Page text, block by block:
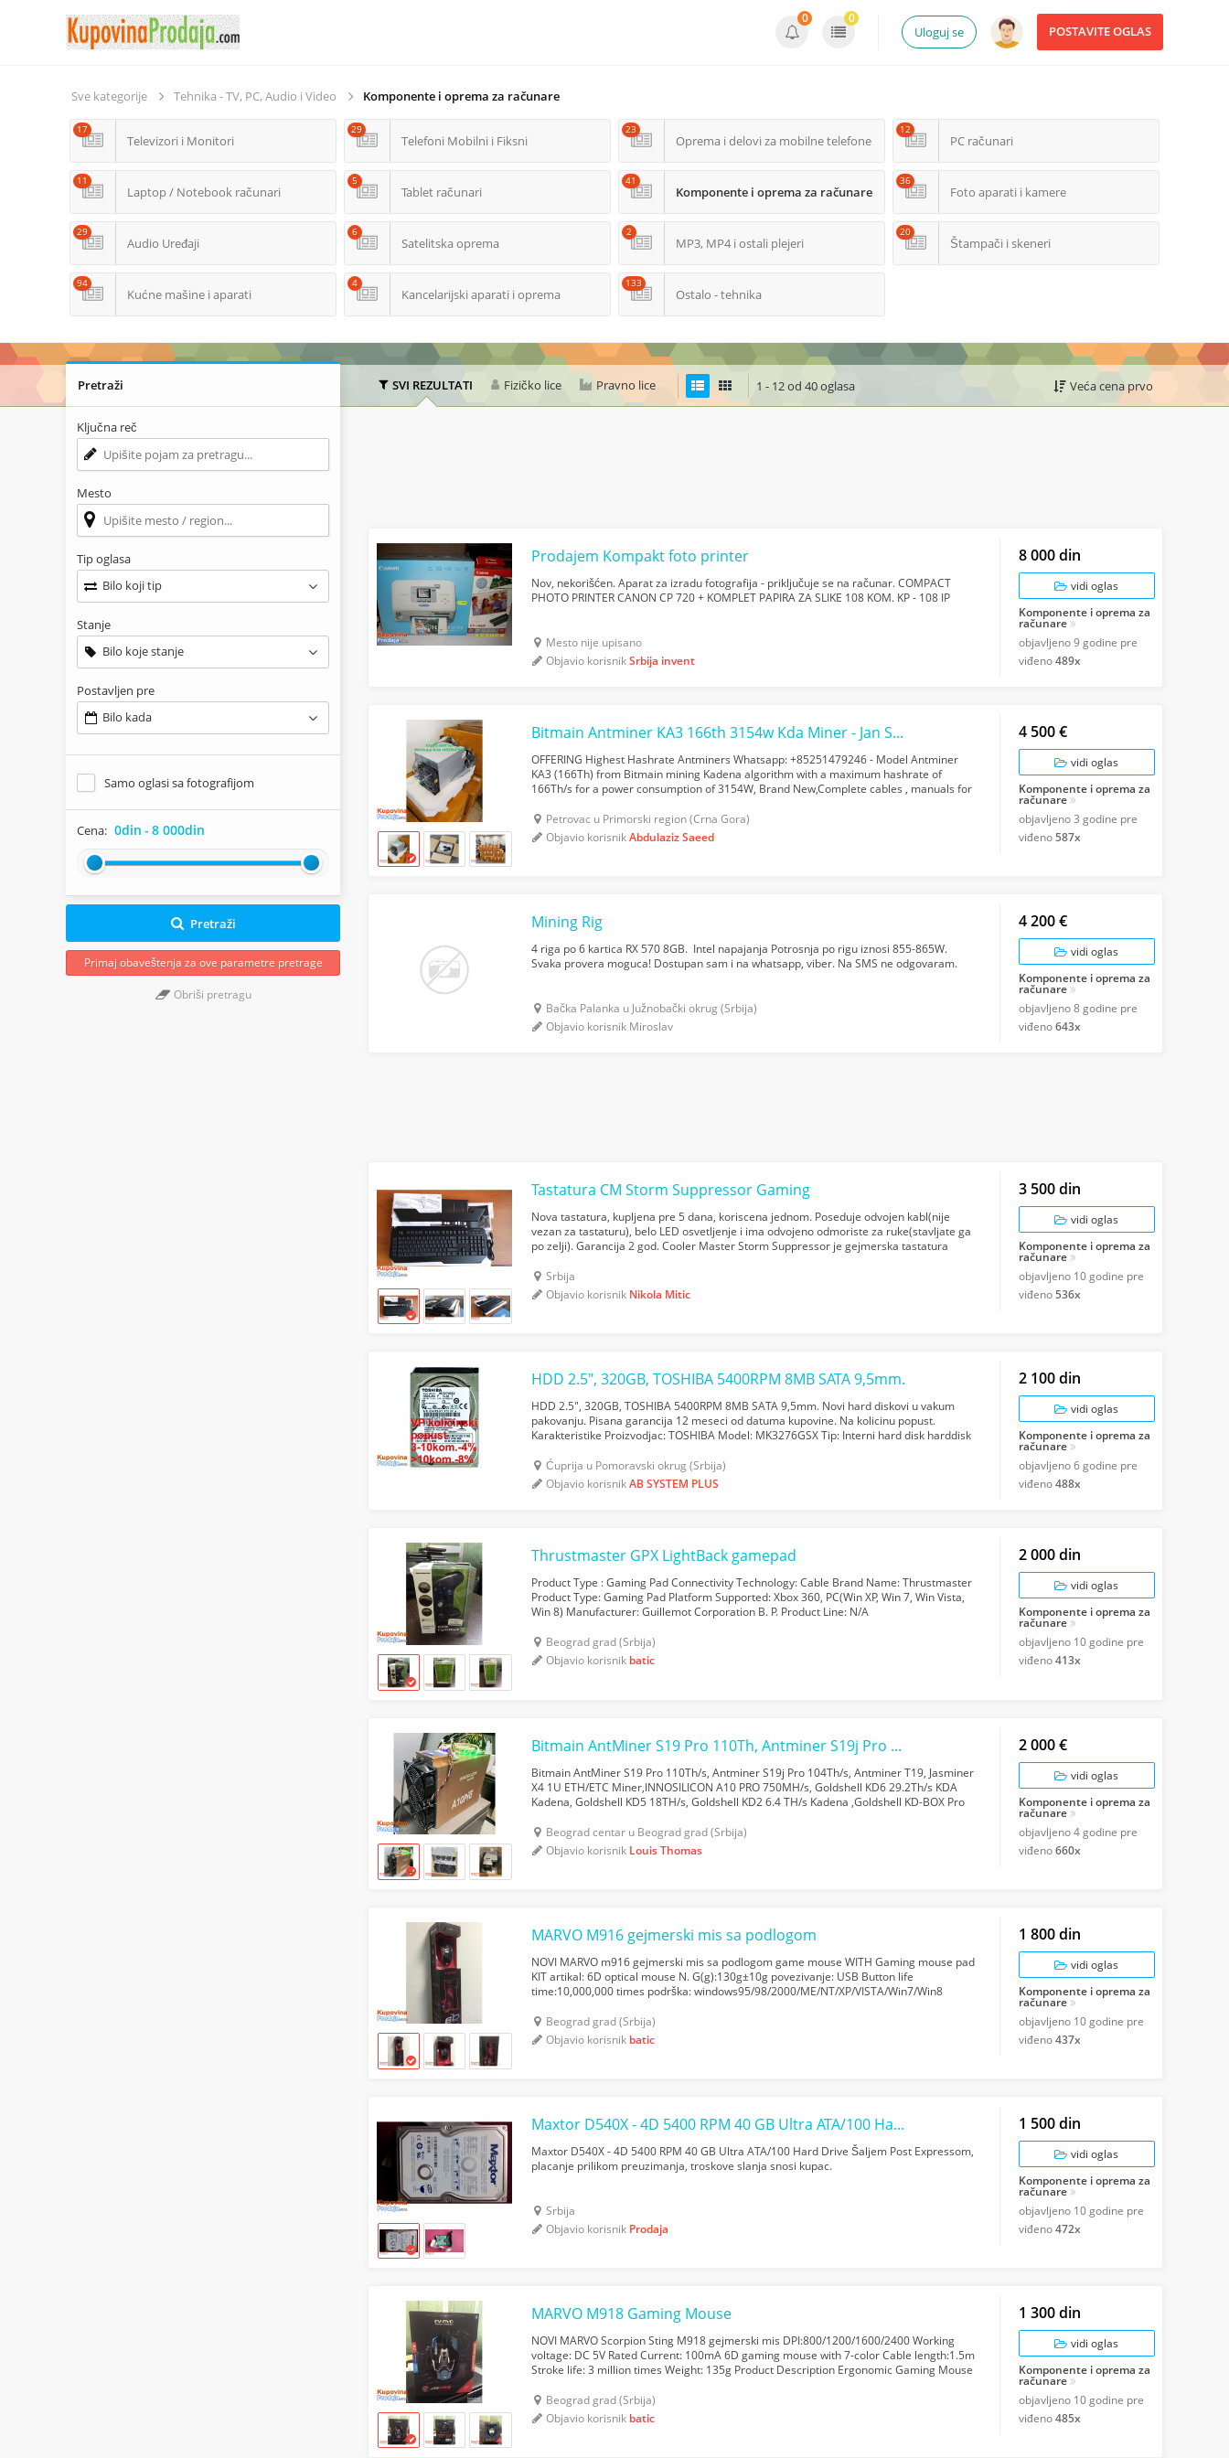
POSTAVITE OGLAS
Uloguj se
0 0
Sve kategorije Tehnika - TV, PC, Audio i Video Komponente i oprema za računare
Televizori i Monitori
17
Telefoni Mobilni i Fiksni
29
Oprema i delovi za mobilne telefone
23
PC računari
12
Laptop / Notebook računari
11
Tablet računari
5
Komponente i oprema za računare
41
Foto aparati i kamere
36
Audio Uređaji
29
Satelitska oprema
6
MP3, MP4 i ostali plejeri
2
Štampači i skeneri
20
Kućne mašine i aparati
94
Kancelarijski aparati i oprema
4
Ostalo - tehnika
133
SVI REZULTATI Fizičko lice Pravno lice 1 - 12 od 40 oglasa Veća cena prvo
Prodajem Kompakt foto printer
Nov, nekorišćen. Aparat za izradu fotografija - priključuje se na računar. COMPACT
PHOTO PRINTER CANON CP 720 + KOMPLET PAPIRA ZA SLIKE 108 KOM. KP - 108 IP
Mesto nije upisano
Objavio korisnikSrbija invent
8 000 din
vidi oglas
Komponente i oprema za
računare
objavljeno9 godine pre
viđeno489x
Bitmain Antminer KA3 166th 3154w Kda Miner - Jan Shipment
OFFERING Highest Hashrate Antminers Whatsapp: +85251479246 - Model Antminer
KA3 (166Th) from Bitmain mining Kadena algorithm with a maximum hashrate of
166Th/s for a power consumption of 3154W, Brand New,Complete cables , manuals for
Petrovac u Primorski region (Crna Gora)
Objavio korisnikAbdulaziz Saeed
4 500 €
vidi oglas
Komponente i oprema za
računare
objavljeno3 godine pre
viđeno587x
Mining Rig
4 riga po 6 kartica RX 570 8GB. Intel napajanja Potrosnja po rigu iznosi 855-865W.
Svaka provera moguca! Dostupan sam i na whatsapp, viber. Na SMS ne odgovaram.
Bačka Palanka u Južnobački okrug (Srbija)
Objavio korisnik Miroslav
4 200 €
vidi oglas
Komponente i oprema za
računare
objavljeno8 godine pre
viđeno643x
Tastatura CM Storm Suppressor Gaming
Nova tastatura, kupljena pre 5 dana, koriscena jednom. Poseduje odvojen kabl(nije
vezan za tastaturu), belo LED osvetljenje i ima odvojeno odmoriste za ruke(stavljate ga
po zelji). Garancija 2 god. Cooler Master Storm Suppressor je gejmerska tastatura
Srbija
Objavio korisnik Nikola Mitic
3 500 din
vidi oglas
Komponente i oprema za
računare
objavljeno 10 godine pre
viđeno536x
HDD 2.5", 320GB, TOSHIBA 5400RPM 8MB SATA 9,5mm.
HDD 2.5", 320GB, TOSHIBA 5400RPM 8MB SATA 9,5mm. Novi hard diskovi u vakum
pakovanju. Pisana garancija 12 meseci od datuma kupovine. Na kolicinu popust.
Karakteristike Proizvodjac: TOSHIBA Model: MK3276GSX Tip: Interni hard disk harddisk
Ćuprija u Pomoravski okrug (Srbija)
Objavio korisnikAB SYSTEM PLUS
2 100 din
vidi oglas
Komponente i oprema za
računare
objavljeno6 godine pre
viđeno488x
Thrustmaster GPX LightBack gamepad
Product Type : Gaming Pad Connectivity Technology: Cable Brand Name: Thrustmaster
Product Type: Gaming Pad Platform Supported: Xbox 360, PC(Win XP, Win 7, Win Vista,
Win 8) Manufacturer: Guillemot Corporation B. P. Product Line: N/A
Beograd grad (Srbija)
Objavio korisnik batic
2 000 din
vidi oglas
Komponente i oprema za
računare
objavljeno 10 godine pre
viđeno413x
Bitmain AntMiner S19 Pro 110Th, Antminer S19j Pro 104Th, Goldshell KD6 29.2TH, G...
Bitmain AntMiner S19 Pro 110Th/s, Antminer S19j Pro 104Th/s, Antminer T19, Jasminer
X4 1U ETH/ETC Miner,INNOSILICON A10 PRO 750MH/s, Goldshell KD6 29.2Th/s KDA
Kadena, Goldshell KD5 18TH/s, Goldshell KD2 6.4 TH/s Kadena ,Goldshell KD-BOX Pro
Beograd centar u Beograd grad (Srbija)
Objavio korisnik Louis Thomas
2 000 €
vidi oglas
Komponente i oprema za
računare
objavljeno4 godine pre
viđeno660x
MARVO M916 gejmerski mis sa podlogom
NOVI MARVO m916 gejmerski mis sa podlogom game mouse WITH Gaming mouse pad
KIT artikal: 6D optical mouse N. G(g):130g±10g povezivanje: USB Button life
time:10,000,000 times podrška: windows95/98/2000/ME/NT/XP/VISTA/Win7/Win8
Beograd grad (Srbija)
Objavio korisnik batic
1 800 din
vidi oglas
Komponente i oprema za
računare
objavljeno 10 godine pre
viđeno437x
Maxtor D540X - 4D 5400 RPM 40 GB Ultra ATA/100 Hard Drive
Maxtor D540X - 4D 5400 RPM 40 GB Ultra ATA/100 Hard Drive Šaljem Post Expressom,
placanje prilikom preuzimanja, troskove slanja snosi kupac.
Srbija
Objavio korisnik Prodaja
1 500 din
vidi oglas
Komponente i oprema za
računare
objavljeno 10 godine pre
viđeno472x
MARVO M918 Gaming Mouse
NOVI MARVO Scorpion Sting M918 gejmerski mis DPI:800/1200/1600/2400 Working
voltage: DC 5V Rated Current: 100mA 6D gaming mouse with 7-color Cable length:1.5m
Stroke life: 3 million times Weight: 135g Product Description Ergonomic Gaming Mouse
Beograd grad (Srbija)
Objavio korisnik batic
1 300 din
vidi oglas
Komponente i oprema za
računare
objavljeno 10 godine pre
viđeno485x
Pretraži
Ključna reč
Mesto
Tip oglasa
Bilo koji tip
Stanje
Bilo koje stanje
Postavljen pre
Bilo kada
Samo oglasi sa fotografijom
Cena: 0din - 8 000din
Pretraži
Primaj obaveštenja za ove parametre pretrage
Obriši pretragu